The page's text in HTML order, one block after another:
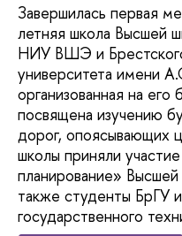
Завершилась первая
летняя школа Высшей
НИУ ВШЭ и
университета имени
организованная на
посвящена изучению
дорог, опоясывающих
школы приняли
планирование»
также студенты БрГУ
государственного